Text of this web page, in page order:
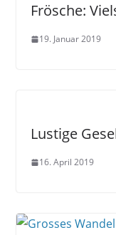
Frösche:
19. Januar 2019
Lustige
16. April 2019